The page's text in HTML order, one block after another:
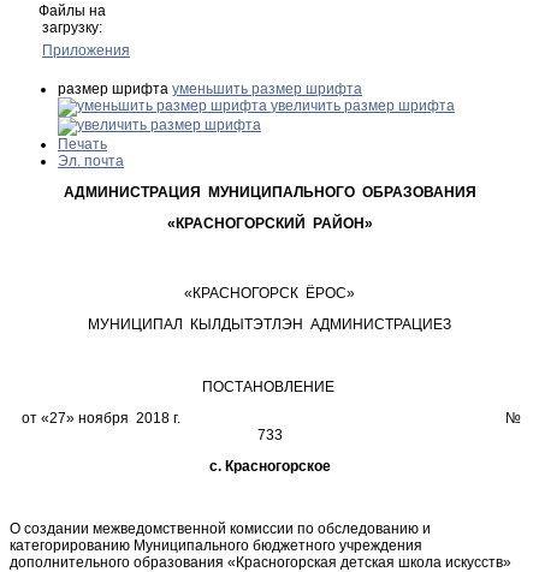
Файлы на
загрузку:
Приложения
размер шрифта уменьшить размер шрифта
увеличить размер шрифта
Печать
Эл. почта
АДМИНИСТРАЦИЯ МУНИЦИПАЛЬНОГО ОБРАЗОВАНИЯ
«КРАСНОГОРСКИЙ РАЙОН»
«КРАСНОГОРСК ЁРОС»
МУНИЦИПАЛ КЫЛДЫТЭТЛЭН АДМИНИСТРАЦИЕЗ
ПОСТАНОВЛЕНИЕ
от «27» ноября 2018 г. №
733
с. Красногорское
О создании межведомственной комиссии по обследованию и
категорированию Муниципального бюджетного учреждения
дополнительного образования «Красногорская детская школа искусств»